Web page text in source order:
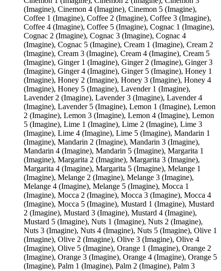
(Imagine), Cinemon 4 (Imagine), Cinemon 5 (Imagine),
Coffee 1 (Imagine), Coffee 2 (Imagine), Coffee 3 (Imagine),
Coffee 4 (Imagine), Coffee 5 (Imagine), Cognac 1 (Imagine),
Cognac 2 (Imagine), Cognac 3 (Imagine), Cognac 4
(Imagine), Cognac 5 (Imagine), Cream 1 (Imagine), Cream 2
(Imagine), Cream 3 (Imagine), Cream 4 (Imagine), Cream 5
(Imagine), Ginger 1 (Imagine), Ginger 2 (Imagine), Ginger 3
(Imagine), Ginger 4 (Imagine), Ginger 5 (Imagine), Honey 1
(Imagine), Honey 2 (Imagine), Honey 3 (Imagine), Honey 4
(Imagine), Honey 5 (Imagine), Lavender 1 (Imagine),
Lavender 2 (Imagine), Lavender 3 (Imagine), Lavender 4
(Imagine), Lavender 5 (Imagine), Lemon 1 (Imagine), Lemon
2 (Imagine), Lemon 3 (Imagine), Lemon 4 (Imagine), Lemon
5 (Imagine), Lime 1 (Imagine), Lime 2 (Imagine), Lime 3
(Imagine), Lime 4 (Imagine), Lime 5 (Imagine), Mandarin 1
(Imagine), Mandarin 2 (Imagine), Mandarin 3 (Imagine),
Mandarin 4 (Imagine), Mandarin 5 (Imagine), Margarita 1
(Imagine), Margarita 2 (Imagine), Margarita 3 (Imagine),
Margarita 4 (Imagine), Margarita 5 (Imagine), Melange 1
(Imagine), Melange 2 (Imagine), Melange 3 (Imagine),
Melange 4 (Imagine), Melange 5 (Imagine), Mocca 1
(Imagine), Mocca 2 (Imagine), Mocca 3 (Imagine), Mocca 4
(Imagine), Mocca 5 (Imagine), Mustard 1 (Imagine), Mustard
2 (Imagine), Mustard 3 (Imagine), Mustard 4 (Imagine),
Mustard 5 (Imagine), Nuts 1 (Imagine), Nuts 2 (Imagine),
Nuts 3 (Imagine), Nuts 4 (Imagine), Nuts 5 (Imagine), Olive 1
(Imagine), Olive 2 (Imagine), Olive 3 (Imagine), Olive 4
(Imagine), Olive 5 (Imagine), Orange 1 (Imagine), Orange 2
(Imagine), Orange 3 (Imagine), Orange 4 (Imagine), Orange 5
(Imagine), Palm 1 (Imagine), Palm 2 (Imagine), Palm 3